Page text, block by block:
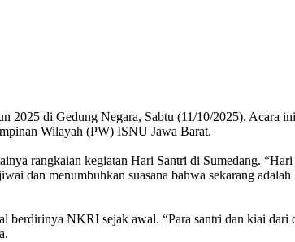
2025 di Gedung Negara, Sabtu (11/10/2025). Acara
Wilayah (PW) ISNU Jawa Barat.
rangkaian kegiatan Hari Santri di Sumedang.
dan menumbuhkan suasana bahwa sekarang
berdirinya NKRI sejak awal. “Para santri dan kiai dari